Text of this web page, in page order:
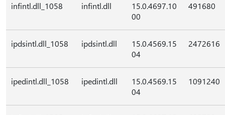
infintl.dll_1058 infintl.dll
15.0.4697.10
00
491680
ipdsintl.dll_1058 ipdsintl.dll
15.0.4569.15
04
2472616
ipedintl.dll_1058 ipedintl.dll
15.0.4569.15
04
1091240